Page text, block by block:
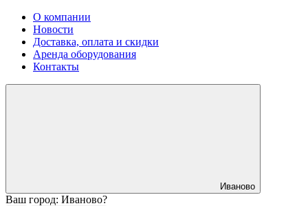
О компании
Новости
Доставка, оплата и скидки
Аренда оборудования
Контакты
Иваново
Ваш город: Иваново?